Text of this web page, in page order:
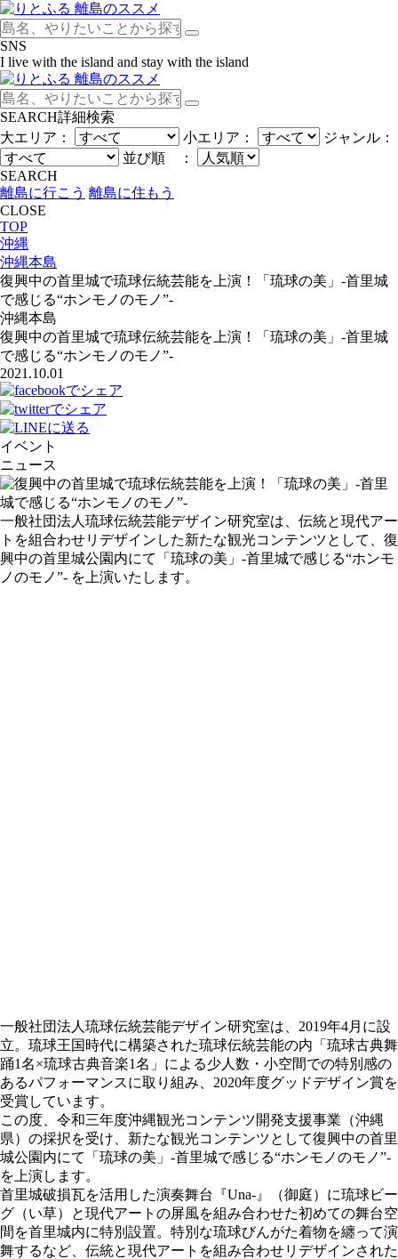
SNS
I live with the island and stay with the island
SEARCH詳細検索
大エリア：
小エリア：
ジャンル：
並び順 ：
SEARCH
離島に行こう 離島に住もう
CLOSE
TOP
沖縄
沖縄本島
復興中の首里城で琉球伝統芸能を上演！「琉球の美」-首里城
で感じる“ホンモノのモノ”-
沖縄本島
復興中の首里城で琉球伝統芸能を上演！「琉球の美」-首里城
で感じる“ホンモノのモノ”-
2021.10.01
イベント
ニュース
一般社団法人琉球伝統芸能デザイン研究室は、伝統と現代アー
トを組合わせリデザインした新たな観光コンテンツとして、復
興中の首里城公園内にて「琉球の美」-首里城で感じる“ホンモ
ノのモノ”- を上演いたします。
一般社団法人琉球伝統芸能デザイン研究室は、2019年4月に設
立。琉球王国時代に構築された琉球伝統芸能の内「琉球古典舞
踊1名×琉球古典音楽1名」による少人数・小空間での特別感の
あるパフォーマンスに取り組み、2020年度グッドデザイン賞を
受賞しています。
この度、令和三年度沖縄観光コンテンツ開発支援事業（沖縄
県）の採択を受け、新たな観光コンテンツとして復興中の首里
城公園内にて「琉球の美」-首里城で感じる“ホンモノのモノ”-
を上演します。
首里城破損瓦を活用した演奏舞台『Una-』（御庭）に琉球ビー
グ（い草）と現代アートの屏風を組み合わせた初めての舞台空
間を首里城内に特別設置。特別な琉球びんがた着物を纏って演
舞するなど、伝統と現代アートを組み合わせリデザインされた